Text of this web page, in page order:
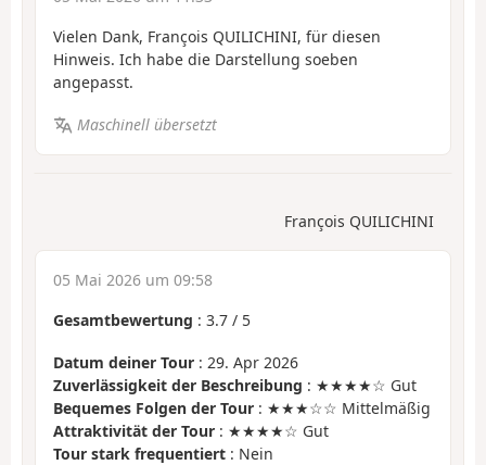
Vielen Dank, François QUILICHINI, für diesen
Hinweis. Ich habe die Darstellung soeben
angepasst.
Maschinell übersetzt
François QUILICHINI
05 Mai 2026 um 09:58
Gesamtbewertung : 3.7 / 5
Datum deiner Tour : 29. Apr 2026
Zuverlässigkeit der Beschreibung : ★★★★☆ Gut
Bequemes Folgen der Tour : ★★★☆☆ Mittelmäßig
Attraktivität der Tour : ★★★★☆ Gut
Tour stark frequentiert : Nein